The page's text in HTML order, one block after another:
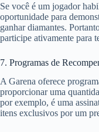
Se você é um jogador
oportunidade para
ganhar diamantes.
participe ativamente para
7. Programas de
A Garena oferece
proporcionar uma
por exemplo, é uma
itens exclusivos por um